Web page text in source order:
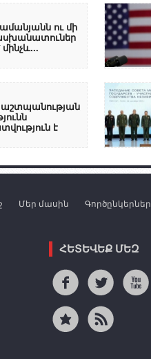
ու մի
մինչև...
է
Մեր մասին Գործընկերներ
ՀԵՏԵՎԵՔ ՄԵԶ